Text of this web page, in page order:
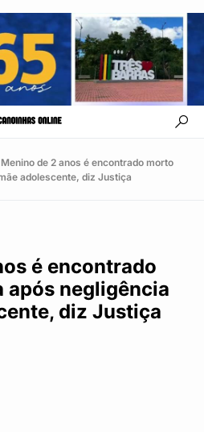
Menino de 2 anos é encontrado morto
adolescente, diz Justiça
é encontrado
após negligência
diz Justiça